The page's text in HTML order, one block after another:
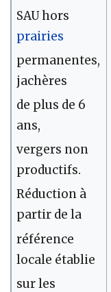
SAU hors
prairies
permanentes,
jachères
de plus de 6
ans,
vergers non
productifs.
Réduction à
partir de la
référence
locale établie
sur les